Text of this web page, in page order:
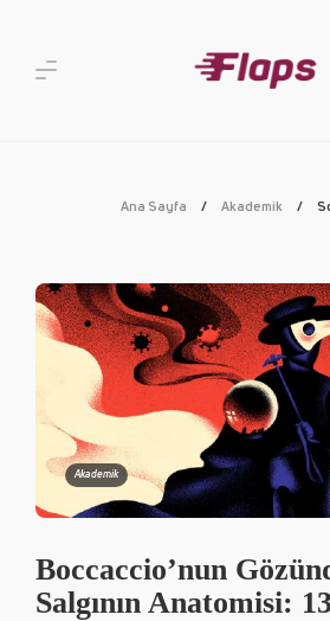
Ana Sayfa Akademik
Akademik
Boccaccio’nun
Salgının Anatomisi: